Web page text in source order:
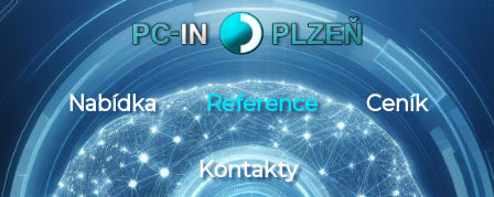
Nabídka Reference Ceník
Kontakty